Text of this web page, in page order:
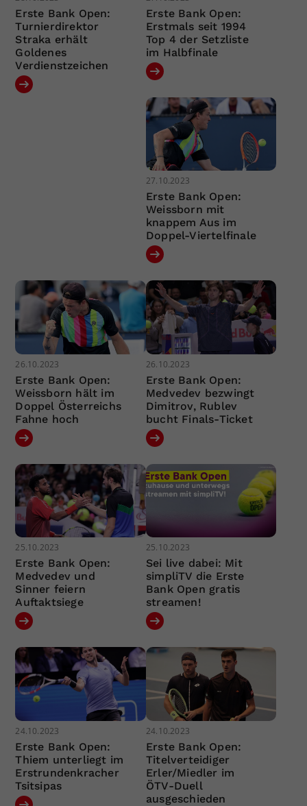
Erste Bank Open:
Turnierdirektor
Straka erhält
Goldenes
Verdienstzeichen
Erste Bank Open:
Erstmals seit 1994
Top 4 der Setzliste
im Halbfinale
27.10.2023
Erste Bank Open:
Weissborn mit
knappem Aus im
Doppel-Viertelfinale
26.10.2023
Erste Bank Open:
Weissborn hält im
Doppel Österreichs
Fahne hoch
26.10.2023
Erste Bank Open:
Medvedev bezwingt
Dimitrov, Rublev
bucht Finals-Ticket
25.10.2023
Erste Bank Open:
Medvedev und
Sinner feiern
Auftaktsiege
25.10.2023
Sei live dabei: Mit
simpliTV die Erste
Bank Open gratis
streamen!
24.10.2023
Erste Bank Open:
Thiem unterliegt im
Erstrundenkracher
Tsitsipas
24.10.2023
Erste Bank Open:
Titelverteidiger
Erler/Miedler im
ÖTV-Duell
ausgeschieden